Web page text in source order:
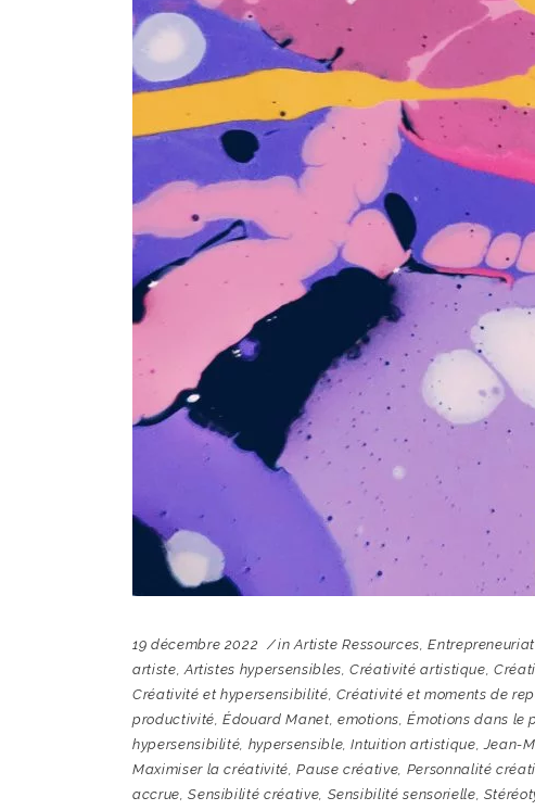
19 décembre 2022 in Artiste Ressources,
artiste,Artistes hypersensibles,Créativité artistique,
Créativité et hypersensibilité, Créativité et moments de
productivité,Édouard Manet, emotions,Émotions dans le
hypersensibilité, hypersensible,Intuition artistique,Jean-
Maximiser la créativité,Pause créative, Personnalité
accrue,Sensibilité créative, Sensibilité sensorielle,